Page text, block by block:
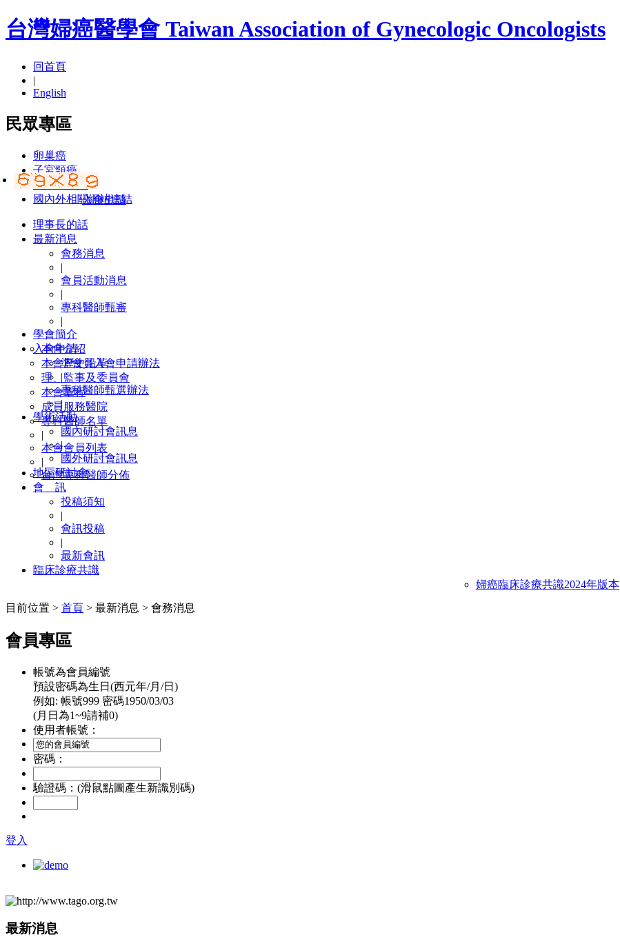
台灣婦癌醫學會 Taiwan Association of Gynecologic Oncologists
回首頁
|
English
民眾專區
卵巢癌
子宮頸癌
子宮內膜癌
國內外相關網站連結
理事長的話
最新消息
會務消息
|
會員活動消息
|
專科醫師甄審
|
學會簡介
本會介紹
本會歷史沿革
理、監事及委員會
本會章程
成員服務醫院
專科醫師名單
|
本會會員列表
|
台灣專科醫師分佈
入會申請
準會員入會申請辦法
|
專科醫師甄選辦法
|
學術活動
國內研討會訊息
|
國外研討會訊息
地區研討會
會 訊
投稿須知
|
會訊投稿
|
最新會訊
臨床診療共識
婦癌臨床診療共識2024年版本
目前位置 > 首頁 > 最新消息 > 會務消息
會員專區
帳號為會員編號
預設密碼為生日(西元年/月/日)
例如: 帳號999 密碼1950/03/03
(月日為1~9請補0)
使用者帳號：
密碼：
驗證碼：(滑鼠點圖產生新識別碼)
登入
入會申請
最新消息